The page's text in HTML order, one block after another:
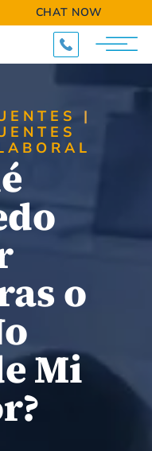
CHAT NOW
o
Mi